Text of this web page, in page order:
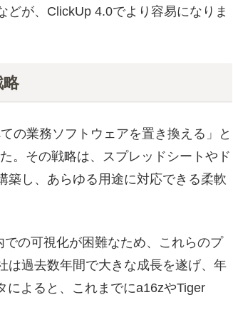
どが、ClickUp 4.0でより容易になりま
の業務ソフトウェアを置き換える」と
。その戦略は、スプレッドシートやド
築し、あらゆる用途に対応できる柔軟
の可視化が困難なため、これらのプ
は過去数年間で大きな成長を遂げ、年
によると、これまでにa16zやTiger